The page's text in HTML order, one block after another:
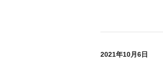
2021年10月6日